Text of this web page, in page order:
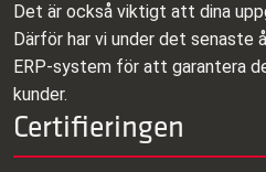
Det är också viktigt att dina
Därför har vi under det
ERP‑system för att garantera
kunder.
Certifieringen